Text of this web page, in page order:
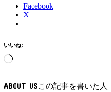
Facebook
X
いいね:
読
み
ABOUT US